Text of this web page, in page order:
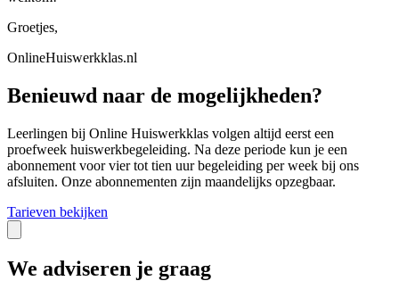
Groetjes,
OnlineHuiswerkklas.nl
Benieuwd naar de mogelijkheden?
Leerlingen bij Online Huiswerkklas volgen altijd eerst een
proefweek huiswerkbegeleiding. Na deze periode kun je een
abonnement voor vier tot tien uur begeleiding per week bij ons
afsluiten. Onze abonnementen zijn maandelijks opzegbaar.
Tarieven bekijken
We adviseren je graag